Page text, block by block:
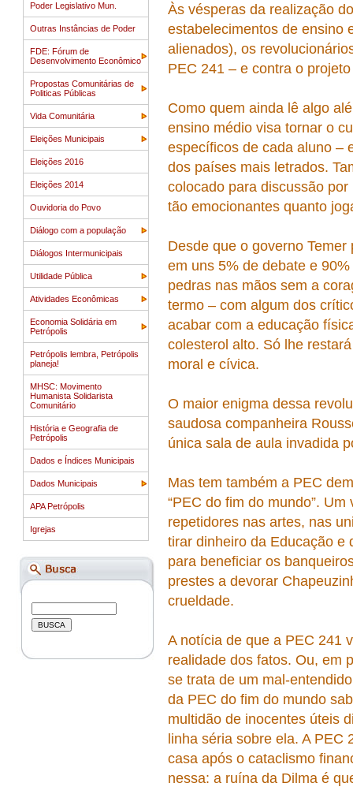
Poder Legislativo Mun.
Outras Instâncias de Poder
FDE: Fórum de
Desenvolvimento Econômico
Propostas Comunitárias de
Politicas Públicas
Vida Comunitária
Eleições Municipais
Eleições 2016
Eleições 2014
Ouvidoria do Povo
Diálogo com a população
Diálogos Intermunicipais
Utilidade Pública
Atividades Econômicas
Economia Solidária em
Petrópolis
Petrópolis lembra, Petrópolis
planeja!
MHSC: Movimento
Humanista Solidarista
Comunitário
História e Geografia de
Petrópolis
Dados e Índices Municipais
Dados Municipais
APA Petrópolis
Igrejas
Às vésperas da realização
estabelecimentos de ensino
alienados), os
PEC 241 – e contra o
Como quem ainda lê algo
ensino médio visa tornar o
específicos de cada aluno –
dos países mais letrados.
colocado para discussão
tão emocionantes quanto
Desde que o governo
em uns 5% de debate e
pedras nas mãos sem a
termo – com algum dos
acabar com a educação
colesterol alto. Só lhe
moral e cívica.
O maior enigma dessa
saudosa companheira
única sala de aula invadida
Mas tem também a PEC
“PEC do fim do mundo”.
repetidores nas artes, nas
tirar dinheiro da Educação e
para beneficiar os
prestes a devorar
crueldade.
A notícia de que a PEC 241
realidade dos fatos. Ou, em
se trata de um mal-
da PEC do fim do mundo
multidão de inocentes úteis
linha séria sobre ela. A
casa após o cataclismo
nessa: a ruína da Dilma é